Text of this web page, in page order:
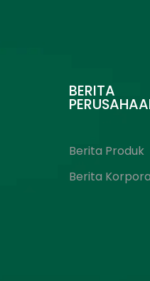
BERITA
Berita Produk
Berita